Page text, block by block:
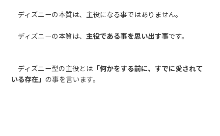
ディズニーの本質は、主役になる事ではありません。
ディズニーの本質は、 主役である事を思い出す事です。
ディズニー型の主役とは 「何かをする前に、すでに愛されて
いる存在」 の事を言います。